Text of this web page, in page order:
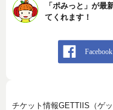
「ポみっと」が最
てくれます！
チケット情報GETTIIS（ゲ